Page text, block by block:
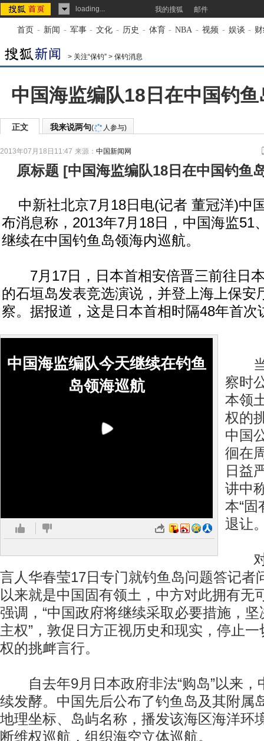
loading... 我的搜狐 邮件
首页 - 新闻 - 军事 - 文化 - 历史 - 体育 - NBA - 视频 - 娱谈 -
> 关注“保钓” > 保钓消息
中国海监编队18日在中国钓
正文 我来说两句( 人参与)
2013年07月18日11:47 来源： 中国新闻网
原标题 [中国海监编队18日在中国钓鱼
中新社北京7月18日电(记者 董冠洋)中
布消息称，2013年7月18日，中国海监51
继续在中国钓鱼岛领海内巡航。
7月17日，日本首相安倍晋三前往日
的石垣岛发表竞选演说，并登上海上保安
察。据报道，这是日本首相时隔48年首次
中国海监编队今天继续在钓鱼
岛领海巡航
当
察时
本领
权的
中国
徊在
日益
讲中
本“固
退让
对
言人华春莹17日专门就钓鱼岛问题答记者
以来就是中国固有领土，中方对此拥有无
强调，“中国政府将继续采取必要措施，
主权”，敦促日方正视历史和现实，停止
权的挑衅言行。
自去年9月日本政府非法“购岛”以来，
续发酵。中国先后公布了钓鱼岛及其附属
地理坐标、岛屿名称，播发该海区海洋环
断维权巡航，组织海空立体巡航。